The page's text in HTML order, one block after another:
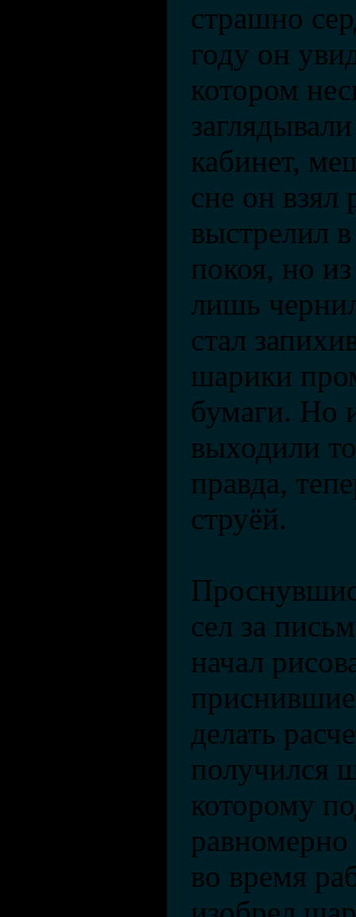
страшно
году он
котором
кабинет,
сне он взял
выстрелил
покоя, но
лишь
стал
шарики
бумаги. Но
выходили
правда,
струёй.
сел за
начал
делать
получился
которому
равномерно
во время